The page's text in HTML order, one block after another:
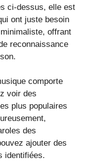
ci-dessus, elle est
ont juste besoin
minimaliste, offrant
reconnaissance
comporte
voir des
plus populaires
des
ajouter des
identifiées.